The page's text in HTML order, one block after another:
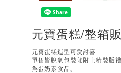
元寶蛋糕/整箱
元寶蛋糕造型可愛討喜
單個皆脫氧包裝並附上精裝版
為蛋奶素食品。